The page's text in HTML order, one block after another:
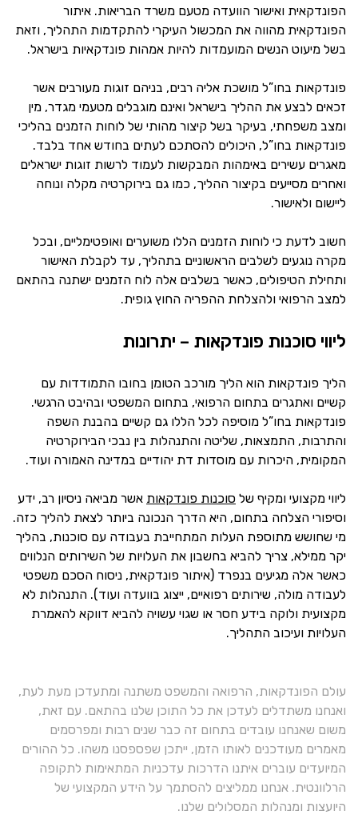
הפונדקאית ואישור הוועדה מטעם משרד הבריאות. איתור
הפונדקאית מהווה את המכשול העיקרי להתקדמות התהליך, וזאת
בשל מיעוט הנשים המועמדות להיות אמהות פונדקאיות בישראל.
פונדקאות בחו”ל מושכת אליה רבים, בניהם זוגות מעורבים אשר
זכאים לבצע את ההליך בישראל ואינם מוגבלים מטעמי מגדר, מין
ומצב משפחתי, בעיקר בשל קיצור מהותי של לוחות הזמנים בהליכי
פונדקאות בחו”ל, היכולים להסתכם לעתים בחודש אחד בלבד.
מאגרים עשירים באימהות המבקשות לעמוד לרשות זוגות ישראלים
ואחרים מסייעים בקיצור ההליך, כמו גם בירוקרטיה מקלה ונוחה
ליישום ולאישור.
חשוב לדעת כי לוחות הזמנים הללו משוערים ואופטימליים, ובכל
מקרה נוגעים לשלבים הראשוניים בתהליך, עד לקבלת האישור
ותחילת הטיפולים, כאשר בשלבים אלה לוח הזמנים ישתנה בהתאם
למצב הרפואי ולהצלחת ההפריה החוץ גופית.
ליווי סוכנות פונדקאות – יתרונות
הליך פונדקאות הוא הליך מורכב הטומן בחובו התמודדות עם
קשיים ואתגרים בתחום הרפואי, בתחום המשפטי ובהיבט הרגשי.
פונדקאות בחו”ל מוסיפה לכל הללו גם קשיים בהבנת השפה
והתרבות, התמצאות, שליטה והתנהלות בין נבכי הבירוקרטיה
המקומית, היכרות עם מוסדות דת יהודיים במדינה האמורה ועוד.
ליווי מקצועי ומקיף של סוכנות פונדקאות אשר מביאה ניסיון רב, ידע
וסיפורי הצלחה בתחום, היא הדרך הנכונה ביותר לצאת להליך כזה.
מי שחושש מתוספת העלות המתחייבת בעבודה עם סוכנות, בהליך
יקר ממילא, צריך להביא בחשבון את העלויות של השירותים הנלווים
כאשר אלה מגיעים בנפרד (איתור פונדקאית, ניסוח הסכם משפטי
לעבודה מולה, שירותים רפואיים, ייצוג בוועדה ועוד). התנהלות לא
מקצועית ולוקה בידע חסר או שגוי עשויה להביא דווקא להאמרת
העלויות ועיכוב התהליך.
עולם הפונדקאות, הרפואה והמשפט משתנה ומתעדכן מעת לעת,
ואנחנו משתדלים לעדכן את כל התוכן שלנו בהתאם. עם זאת,
משום שאנחנו עובדים בתחום זה כבר שנים רבות ומפרסמים
מאמרים מעודכנים לאותו הזמן, ייתכן שפספסנו משהו. כל ההורים
המיועדים עוברים איתנו הדרכות עדכניות המתאימות לתקופה
הרלוונטית. אנחנו ממליצים להסתמך על הידע המקצועי של
היועצות ומנהלות המסלולים שלנו.